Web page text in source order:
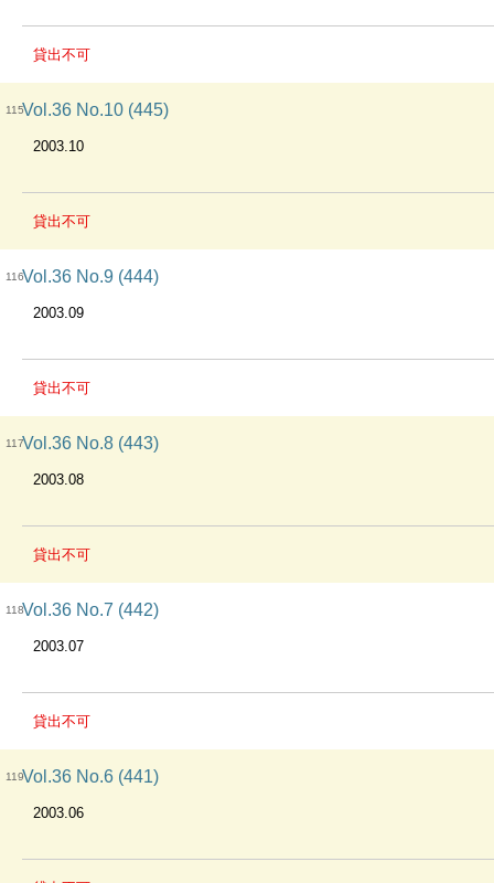
貸出不可
115Vol.36 No.10 (445)
2003.10
貸出不可
116Vol.36 No.9 (444)
2003.09
貸出不可
117Vol.36 No.8 (443)
2003.08
貸出不可
118Vol.36 No.7 (442)
2003.07
貸出不可
119Vol.36 No.6 (441)
2003.06